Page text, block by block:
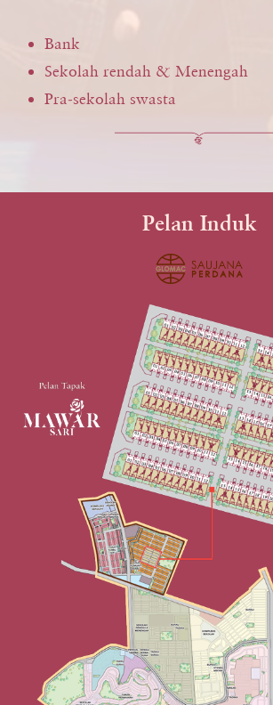
Bank
Sekolah rendah & Menengah
Pra-sekolah swasta
Pelan Induk